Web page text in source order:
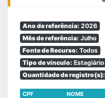
Ano de referência: 2026
Mês de referência: Julho
Fonte de Recurso: Todos
Tipo de vínculo: Estagiário
Quantidade de registro(s):
CPF NOME